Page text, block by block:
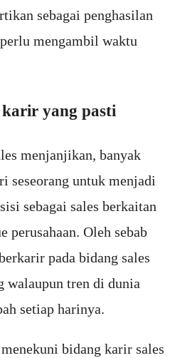
sebagai penghasilan
mengambil waktu
yang pasti
menjanjikan, banyak
seseorang untuk menjadi
sebagai sales berkaitan
perusahaan. Oleh sebab
pada bidang sales
walaupun tren di dunia
setiap harinya.
bidang karir sales